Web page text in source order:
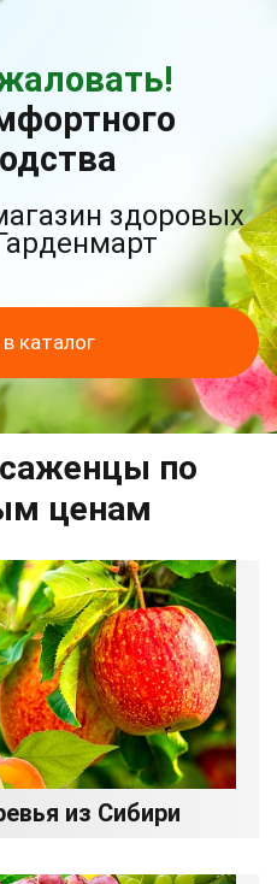
здоровых
каталог
по
ценам
из Сибири